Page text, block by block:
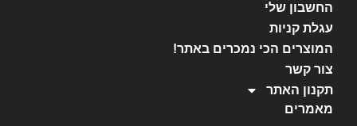
החשבון שלי
עגלת קניות
המוצרים הכי נמכרים באתר!
צור קשר
תקנון האתר
מאמרים